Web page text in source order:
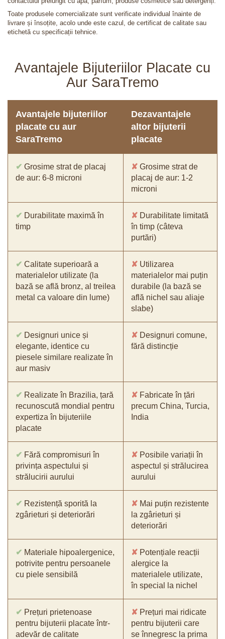
Toate produsele comercializate sunt verificate individual înainte de
livrare și însoțite, acolo unde este cazul, de certificat de calitate sau
etichetă cu specificații tehnice.
Avantajele Bijuteriilor Placate cu
Aur SaraTremo
Avantajele bijuteriilor
placate cu aur
SaraTremo
Dezavantajele
altor bijuterii
placate
✔ Grosime strat de placaj
de aur: 6-8 microni
✘ Grosime strat de
placaj de aur: 1-2
microni
✔ Durabilitate maximă în
timp
✘ Durabilitate limitată
în timp (câteva
purtări)
✔ Calitate superioară a
materialelor utilizate (la
bază se află bronz, al treilea
metal ca valoare din lume)
✘ Utilizarea
materialelor mai puțin
durabile (la bază se
află nichel sau aliaje
slabe)
✔ Designuri unice și
elegante, identice cu
piesele similare realizate în
aur masiv
✘ Designuri comune,
fără distincție
✔ Realizate în Brazilia, țară
recunoscută mondial pentru
expertiza în bijuteriile
placate
✘ Fabricate în țări
precum China, Turcia,
India
✔ Fără compromisuri în
privința aspectului și
strălucirii aurului
✘ Posibile variații în
aspectul și strălucirea
aurului
✔ Rezistență sporită la
zgârieturi și deteriorări
✘ Mai puțin rezistente
la zgârieturi și
deteriorări
✔ Materiale hipoalergenice,
potrivite pentru persoanele
cu piele sensibilă
✘ Potențiale reacții
alergice la
materialele utilizate,
în special la nichel
✔ Prețuri prietenoase
pentru bijuterii placate într-
adevăr de calitate
✘ Prețuri mai ridicate
pentru bijuterii care
se înnegresc la prima